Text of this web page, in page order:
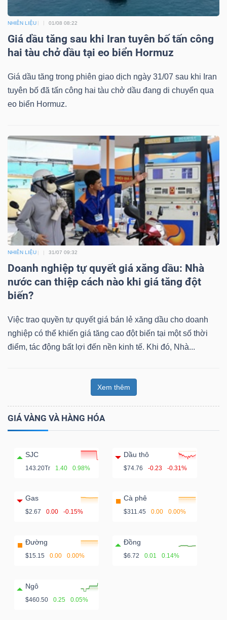
NHIÊN LIỆU 01/08 08:22
Giá dầu tăng sau khi Iran tuyên bố tấn công
hai tàu chở dầu tại eo biển Hormuz
Giá dầu tăng trong phiên giao dịch ngày 31/07 sau khi Iran
tuyên bố đã tấn công hai tàu chở dầu đang di chuyển qua
eo biển Hormuz.
NHIÊN LIỆU 31/07 09:32
Doanh nghiệp tự quyết giá xăng dầu: Nhà
nước can thiệp cách nào khi giá tăng đột
biến?
Việc trao quyền tự quyết giá bán lẻ xăng dầu cho doanh
nghiệp có thể khiến giá tăng cao đột biến tại một số thời
điểm, tác động bất lợi đến nền kinh tế. Khi đó, Nhà...
Xem thêm
GIÁ VÀNG VÀ HÀNG HÓA
SJC
143.20Tr 1.40 0.98%
Dầu thô
$74.76 -0.23 -0.31%
Gas
$2.67 0.00 -0.15%
Cà phê
$311.45 0.00 0.00%
Đường
$15.15 0.00 0.00%
Đồng
$6.72 0.01 0.14%
Ngô
$460.50 0.25 0.05%